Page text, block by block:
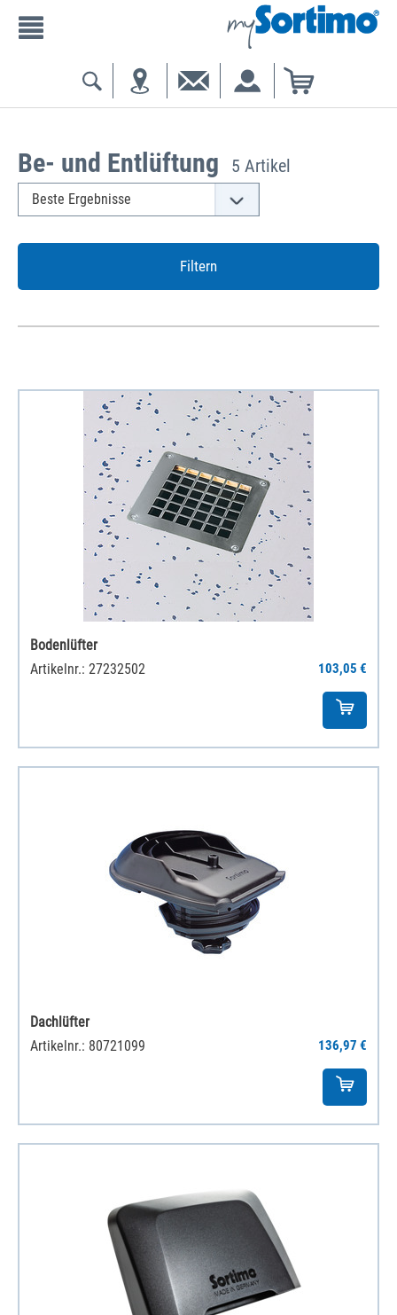
Be- und Entlüftung 5 Artikel
Filtern
Bodenlüfter
Artikelnr.: 27232502
103,05 €
Dachlüfter
Artikelnr.: 80721099
136,97 €